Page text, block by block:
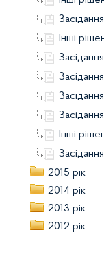
Інші
Інші
2015 рік
2014 рік
2013 рік
2012 рік